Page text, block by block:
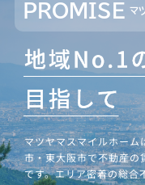
PROMISE マ
マツヤマスマイルホー
市・東大阪市で不動産
です。エリア密着の総合